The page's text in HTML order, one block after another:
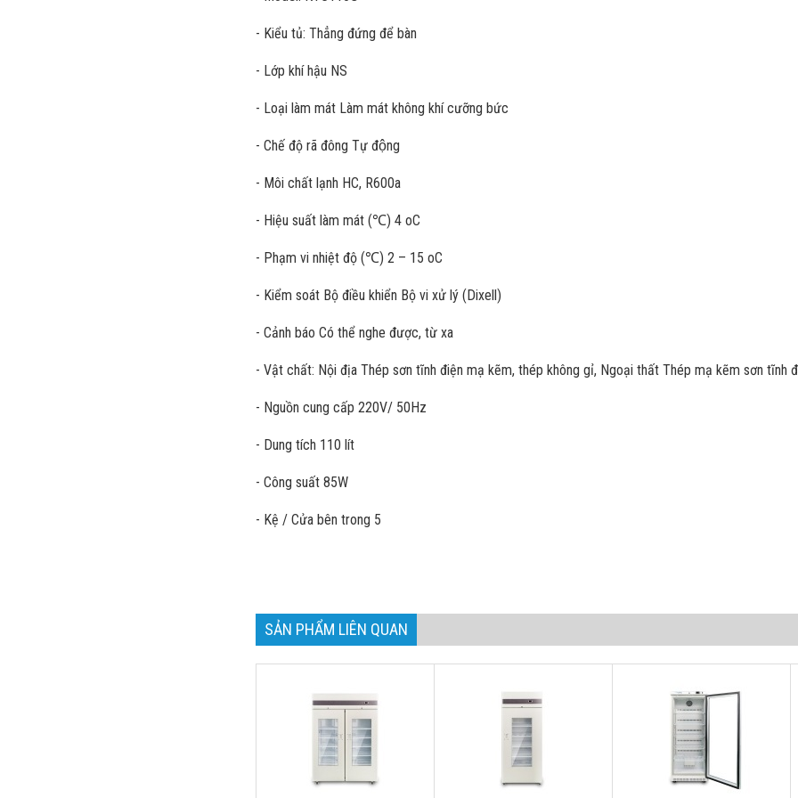
- Kiểu tủ: Thẳng đứng để bàn
- Lớp khí hậu NS
- Loại làm mát Làm mát không khí cưỡng bức
- Chế độ rã đông Tự động
- Môi chất lạnh HC, R600a
- Hiệu suất làm mát (℃) 4 oC
- Phạm vi nhiệt độ (℃) 2 – 15 oC
- Kiểm soát Bộ điều khiển Bộ vi xử lý (Dixell)
- Cảnh báo Có thể nghe được, từ xa
- Vật chất: Nội địa Thép sơn tĩnh điện mạ kẽm, thép không gỉ, Ngoại thất Thép mạ kẽm sơn tĩnh
- Nguồn cung cấp 220V/ 50Hz
- Dung tích 110 lít
- Công suất 85W
- Kệ / Cửa bên trong 5
SẢN PHẨM LIÊN QUAN